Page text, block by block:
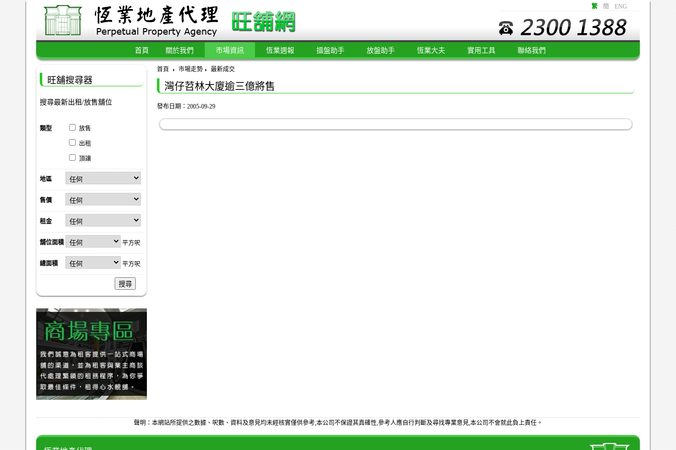
繁 簡 ENG
首頁 關於我們 市場資訊 恆業週報 搵盤助手 放盤助手 恆業大夫 實用工具 聯絡我們
首頁 市場走勢 最新成交
灣仔苕林大廈逾三億將售
發布日期：2005-09-29
旺舖搜尋器
搜尋最新出租/放售舖位
類型 放售
出租
頂讓
地區
售價
租金
舖位面積 平方呎
總面積 平方呎
搜尋
聲明：本網站所提供之數據、呎數、資料及意見均未經核實僅供參考,本公司不保證其真確性,參考人應自行判斷及尋找專業意見,本公司不會就此負上責任。